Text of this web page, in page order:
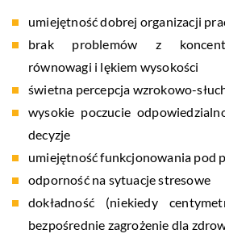
umiejętność dobrej organizacji
brak problemów z
równowagi i lękiem wysokości
świetna percepcja wzrokowo-
wysokie poczucie
decyzje
umiejętność funkcjonowania pod
odporność na sytuacje stresowe
dokładność (niekiedy
bezpośrednie zagrożenie dla